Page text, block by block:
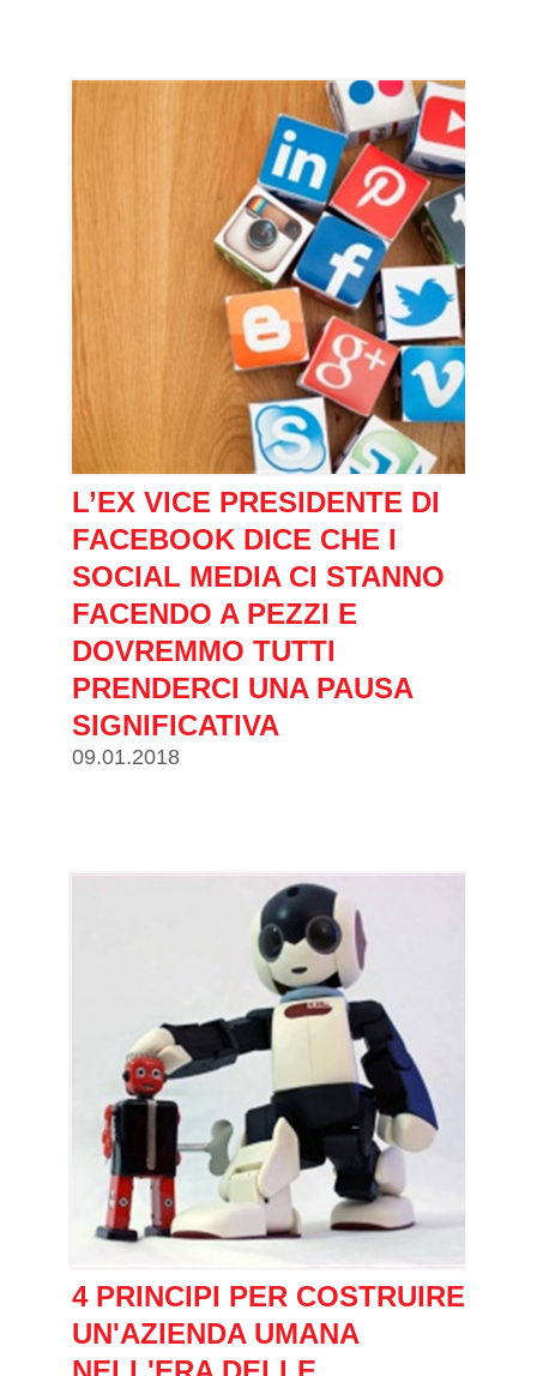
L’EX VICE PRESIDENTE DI
FACEBOOK DICE CHE I
SOCIAL MEDIA CI STANNO
FACENDO A PEZZI E
DOVREMMO TUTTI
PRENDERCI UNA PAUSA
SIGNIFICATIVA
09.01.2018
4 PRINCIPI PER COSTRUIRE
UN'AZIENDA UMANA